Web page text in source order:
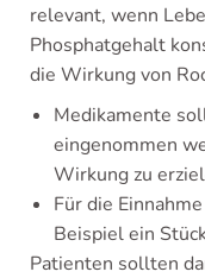
relevant, wenn
Phosphatgehalt
die Wirkung von
Medikamente
eingenommen
Wirkung zu
Für die
Beispiel ein
Patienten sollten